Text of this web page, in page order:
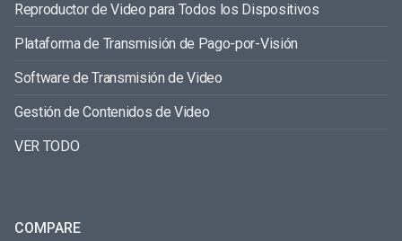
Reproductor de Video para Todos los Dispositivos
Plataforma de Transmisión de Pago-por-Visión
Software de Transmisión de Video
Gestión de Contenidos de Video
VER TODO
COMPARE